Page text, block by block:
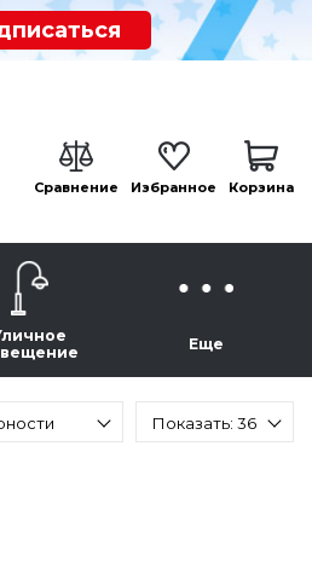
Сравнение Избранное Корзина
Еще
Показать: 36